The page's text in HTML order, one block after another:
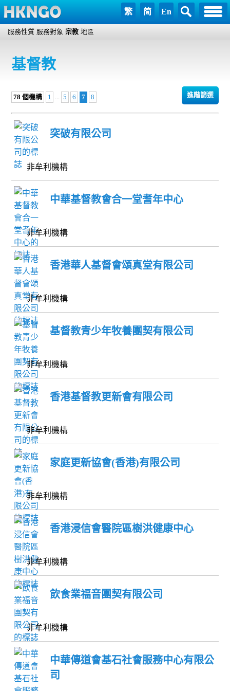
繁 简 En
服務性質 服務對象 宗教 地區
基督教
進階篩選
78 個機構 1 ... 5 6 7 8
突破有限公司
非牟利機構
中華基督教會合一堂耆年中心
非牟利機構
香港華人基督會頌真堂有限公司
非牟利機構
基督教青少年牧養團契有限公司
非牟利機構
香港基督教更新會有限公司
非牟利機構
家庭更新協會(香港)有限公司
非牟利機構
香港浸信會醫院區樹洪健康中心
非牟利機構
飲食業福音團契有限公司
非牟利機構
中華傳道會基石社會服務中心有限公
司